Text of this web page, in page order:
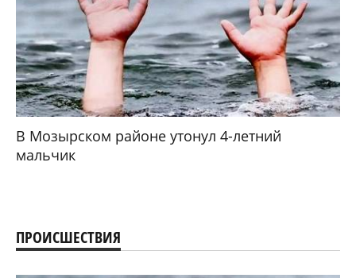
В Мозырском районе утонул 4-летний
мальчик
ПРОИСШЕСТВИЯ